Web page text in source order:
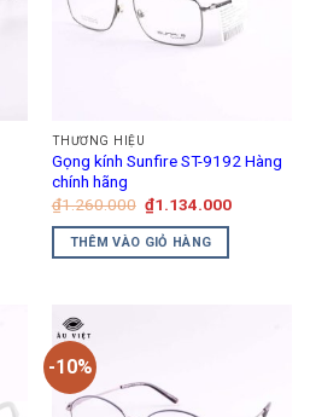
THƯƠNG HIỆU
Gọng kính Sunfire ST-9192 Hàng
chính hãng
₫1.260.000 Giá
gốc
là:
₫1.260.000.
₫1.134.000Giá
THÊM VÀO GIỎ HÀNG
-10%